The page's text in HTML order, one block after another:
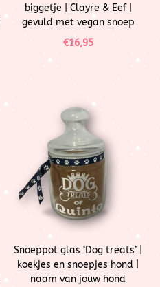
biggetje | Clayre & Eef |
gevuld met vegan snoep
€16,95
Snoeppot glas ‘Dog treats’ |
koekjes en snoepjes hond |
naam van jouw hond